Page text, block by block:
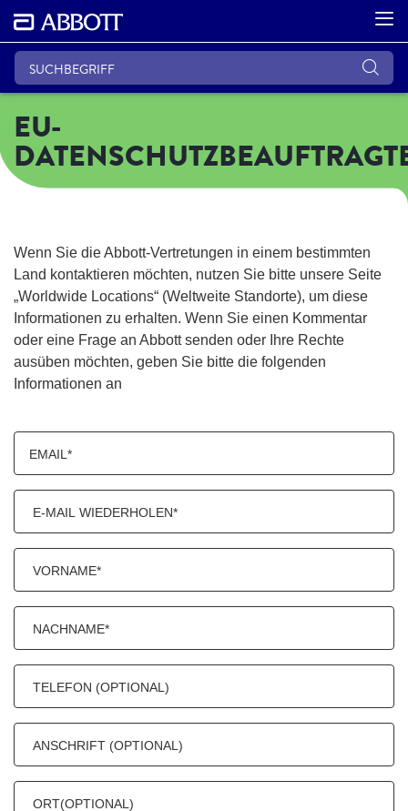
EU-
Wenn Sie die Abbott-Vertretungen in einem bestimmten
Land kontaktieren möchten, nutzen Sie bitte unsere Seite
„Worldwide Locations“ (Weltweite Standorte), um diese
Informationen zu erhalten. Wenn Sie einen Kommentar
oder eine Frage an Abbott senden oder Ihre Rechte
ausüben möchten, geben Sie bitte die folgenden
Informationen an